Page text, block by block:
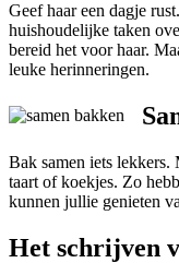
Geef haar een dagje
huishoudelijke taken
bereid het voor haar.
leuke herinneringen.
Bak samen iets lekkers.
taart of koekjes. Zo
kunnen jullie genieten
Het schrijven